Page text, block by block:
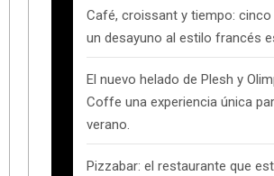
Café, croissant y tiempo:
un desayuno al estilo francés
El nuevo helado de Plesh y
Coffe una experiencia única
verano.
Pizzabar: el restaurante que